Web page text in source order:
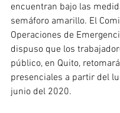
encuentran bajo las
semáforo amarillo. El
Operaciones de
dispuso que los
público, en Quito,
presenciales a partir del
junio del 2020.